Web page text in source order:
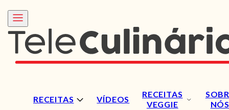
RECEITAS VÍDEOS
RECEITAS
VEGGIE
NÓS